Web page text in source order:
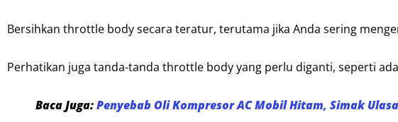
Bersihkan throttle body secara teratur, terutama jika Anda sering
Perhatikan juga tanda-tanda throttle body yang perlu diganti, seperti
Baca Juga:Penyebab Oli Kompresor AC Mobil Hitam, Simak